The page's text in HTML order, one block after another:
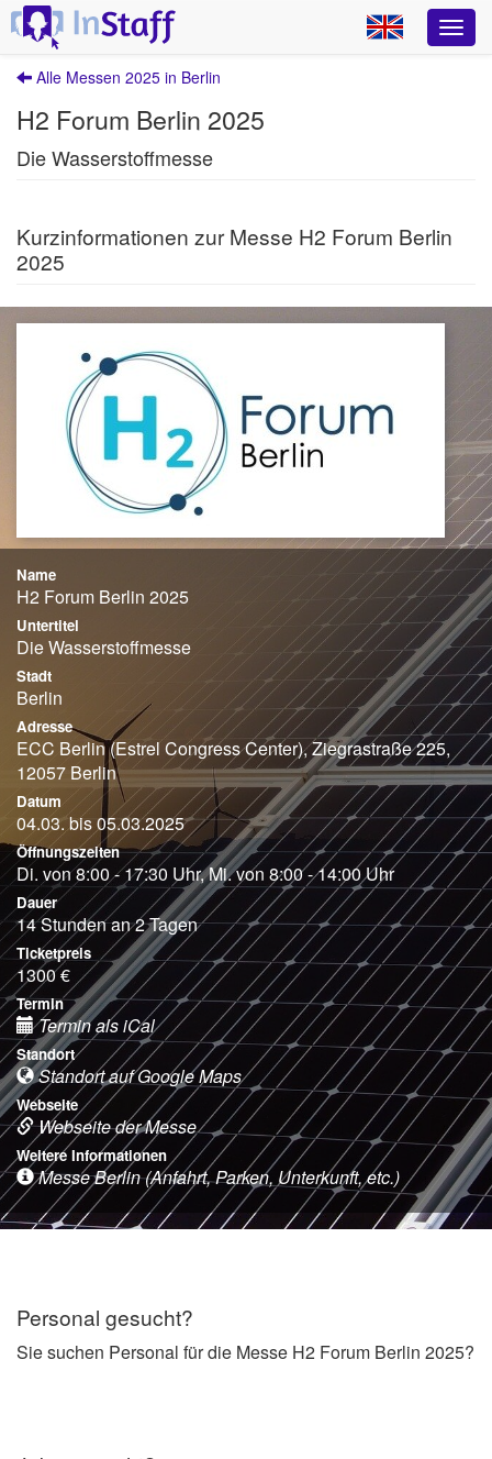
Alle Messen 2025 in Berlin
H2 Forum Berlin 2025
Die Wasserstoffmesse
Kurzinformationen zur Messe H2 Forum Berlin
2025
Name
H2 Forum Berlin 2025
Untertitel
Die Wasserstoffmesse
Stadt
Berlin
Adresse
ECC Berlin (Estrel Congress Center), Ziegrastraße 225,
12057 Berlin
Datum
04.03. bis 05.03.2025
Öffnungszeiten
Di. von 8:00 - 17:30 Uhr, Mi. von 8:00 - 14:00 Uhr
Dauer
14 Stunden an 2 Tagen
Ticketpreis
1300 €
Termin
Termin als iCal
Standort
Standort auf Google Maps
Webseite
Webseite der Messe
Weitere Informationen
Messe Berlin (Anfahrt, Parken, Unterkunft, etc.)
Personal gesucht?
Sie suchen Personal für die Messe H2 Forum Berlin 2025?